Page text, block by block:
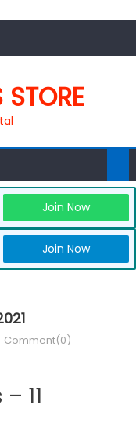
STORE
Join Now
Join Now
Comment(0)
11